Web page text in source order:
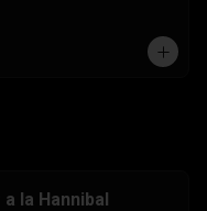
la Hannibal